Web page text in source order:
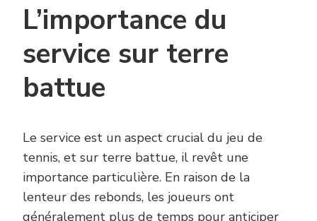
L’importance du
service sur terre
battue
Le service est un aspect crucial du jeu de
tennis, et sur terre battue, il revêt une
importance particulière. En raison de la
lenteur des rebonds, les joueurs ont
généralement plus de temps pour anticiper